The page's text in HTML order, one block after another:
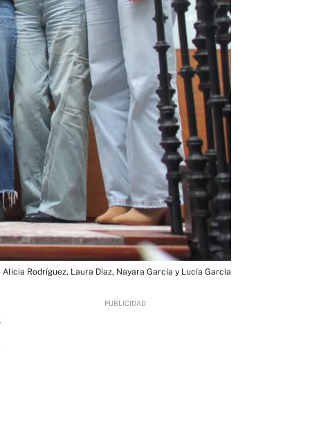
Rodríguez, Laura Díaz, Nayara García y Lucía García